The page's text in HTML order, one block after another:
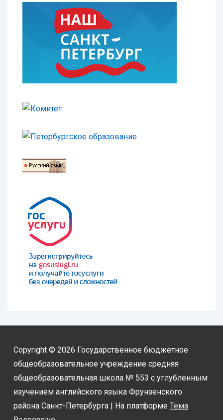
Copyright © 2026 Государственное бюджетное
общеобразовательное учреждение средняя
общеобразовательная школа № 553 с углубленным
изучением английского языка Фрунзенского
района Санкт-Петербурга | На платформе Тема